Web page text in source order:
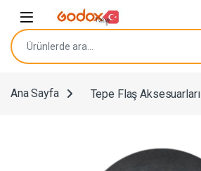
Ara:
Ana Sayfa Tepe Flaş Aksesuarları